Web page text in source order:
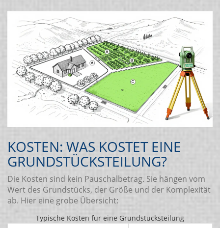
KOSTEN: WAS KOSTET EINE
GRUNDSTÜCKSTEILUNG?
Die Kosten sind kein Pauschalbetrag. Sie hängen vom
Wert des Grundstücks, der Größe und der Komplexität
ab. Hier eine grobe Übersicht:
Typische Kosten für eine Grundstücksteilung